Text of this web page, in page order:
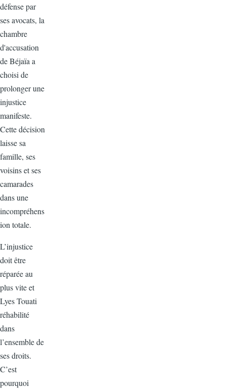
défense par
ses avocats, la
chambre
d'accusation
de Béjaïa a
choisi de
prolonger une
injustice
manifeste.
Cette décision
laisse sa
famille, ses
voisins et ses
camarades
dans une
incompréhens
ion totale.
L’injustice
doit être
réparée au
plus vite et
Lyes Touati
réhabilité
dans
l’ensemble de
ses droits.
C’est
pourquoi